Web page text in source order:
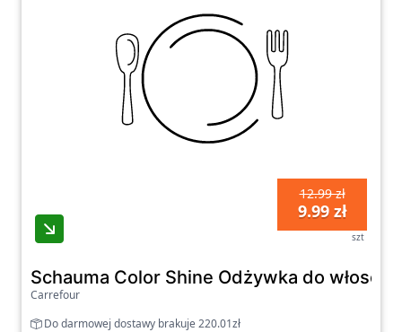
12.99 zł
9.99 zł
szt
Schauma Color Shine Odżywka do
Carrefour
Do darmowej dostawy brakuje 220.01zł